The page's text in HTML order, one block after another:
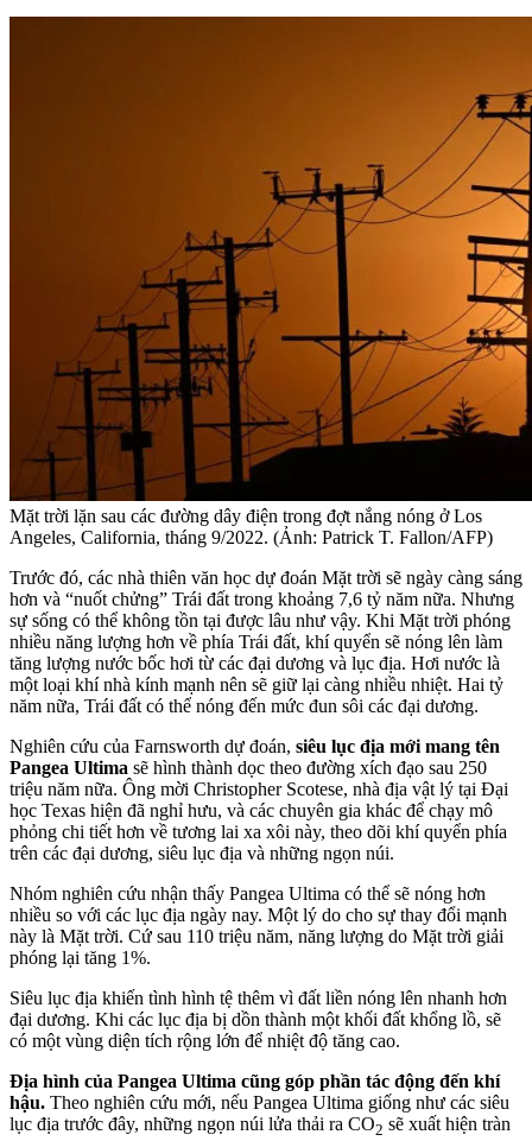
Mặt trời lặn sau các đường dây điện trong đợt nắng nóng ở Los
Angeles, California, tháng 9/2022. (Ảnh: Patrick T. Fallon/AFP)
Trước đó, các nhà thiên văn học dự đoán Mặt trời sẽ ngày càng sáng
hơn và “nuốt chửng” Trái đất trong khoảng 7,6 tỷ năm nữa. Nhưng
sự sống có thể không tồn tại được lâu như vậy. Khi Mặt trời phóng
nhiều năng lượng hơn về phía Trái đất, khí quyển sẽ nóng lên làm
tăng lượng nước bốc hơi từ các đại dương và lục địa. Hơi nước là
một loại khí nhà kính mạnh nên sẽ giữ lại càng nhiều nhiệt. Hai tỷ
năm nữa, Trái đất có thể nóng đến mức đun sôi các đại dương.
Nghiên cứu của Farnsworth dự đoán, siêu lục địa mới mang tên
Pangea Ultima sẽ hình thành dọc theo đường xích đạo sau 250
triệu năm nữa. Ông mời Christopher Scotese, nhà địa vật lý tại Đại
học Texas hiện đã nghỉ hưu, và các chuyên gia khác để chạy mô
phỏng chi tiết hơn về tương lai xa xôi này, theo dõi khí quyển phía
trên các đại dương, siêu lục địa và những ngọn núi.
Nhóm nghiên cứu nhận thấy Pangea Ultima có thể sẽ nóng hơn
nhiều so với các lục địa ngày nay. Một lý do cho sự thay đổi mạnh
này là Mặt trời. Cứ sau 110 triệu năm, năng lượng do Mặt trời giải
phóng lại tăng 1%.
Siêu lục địa khiến tình hình tệ thêm vì đất liền nóng lên nhanh hơn
đại dương. Khi các lục địa bị dồn thành một khối đất khổng lồ, sẽ
có một vùng diện tích rộng lớn để nhiệt độ tăng cao.
Địa hình của Pangea Ultima cũng góp phần tác động đến khí
hậu. Theo nghiên cứu mới, nếu Pangea Ultima giống như các siêu
lục địa trước đây, những ngọn núi lửa thải ra CO2 sẽ xuất hiện tràn